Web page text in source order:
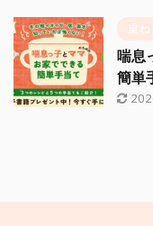
重
喘息
簡単